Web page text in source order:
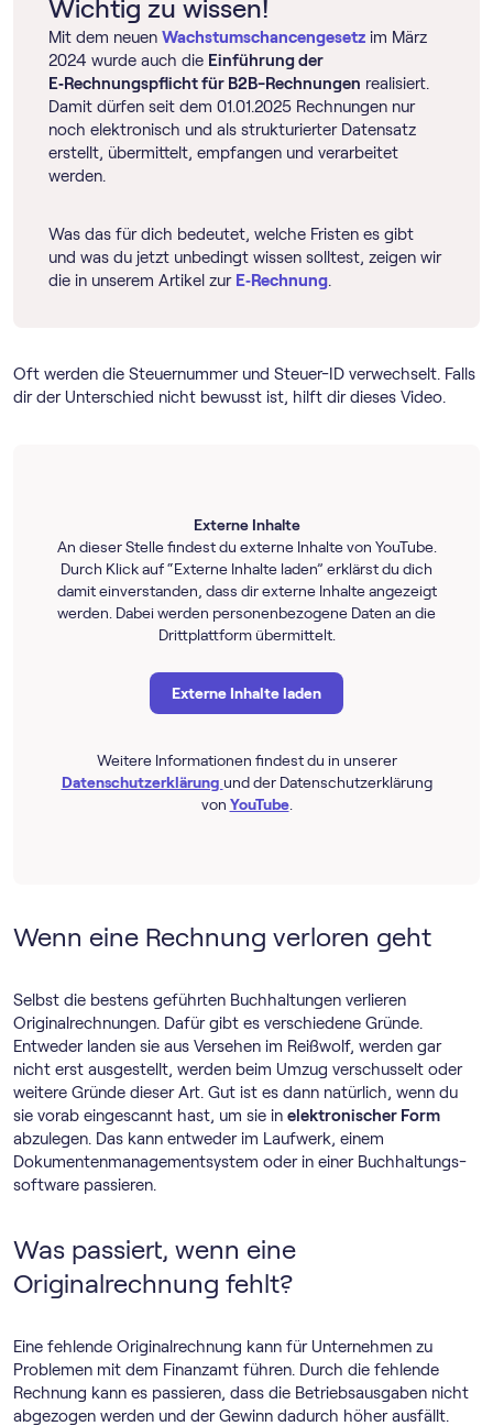
Wichtig zu wissen!
Mit dem neuen Wachstumschancengesetz im März
2024 wurde auch die Einführung der
E‑Rechnungspflicht für B2B-Rechnungen realisiert.
Damit dürfen seit dem 01.01.2025 Rechnungen nur
noch elektronisch und als strukturierter Datensatz
erstellt, übermittelt, empfangen und verarbeitet
werden.
Was das für dich bedeutet, welche Fristen es gibt
und was du jetzt unbedingt wissen solltest, zeigen wir
die in unserem Artikel zur E‑Rechnung.
Oft werden die Steuernummer und Steuer-ID verwechselt. Falls
dir der Unterschied nicht bewusst ist, hilft dir dieses Video.
Externe Inhalte
An dieser Stelle findest du externe Inhalte von YouTube.
Durch Klick auf “Externe Inhalte laden” erklärst du dich
damit einverstanden, dass dir externe Inhalte angezeigt
werden. Dabei werden personenbezogene Daten an die
Drittplattform übermittelt.
Externe Inhalte laden
Weitere Informationen findest du in unserer
Datenschutzerklärung und der Datenschutzerklärung
von YouTube.
Wenn eine Rechnung verloren geht
Selbst die bestens geführten Buchhaltungen verlieren
Originalrechnungen. Dafür gibt es verschiedene Gründe.
Entweder landen sie aus Versehen im Reißwolf, werden gar
nicht erst ausgestellt, werden beim Umzug verschusselt oder
weitere Gründe dieser Art. Gut ist es dann natürlich, wenn du
sie vorab eingescannt hast, um sie in elektronischer Form
abzulegen. Das kann entweder im Laufwerk, einem
Dokumentenmanagementsystem oder in einer Buch­haltungs­
software passieren.
Was passiert, wenn eine
Originalrechnung fehlt?
Eine fehlende Originalrechnung kann für Unternehmen zu
Problemen mit dem Finanzamt führen. Durch die fehlende
Rechnung kann es passieren, dass die Betriebsausgaben nicht
abgezogen werden und der Gewinn dadurch höher ausfällt.